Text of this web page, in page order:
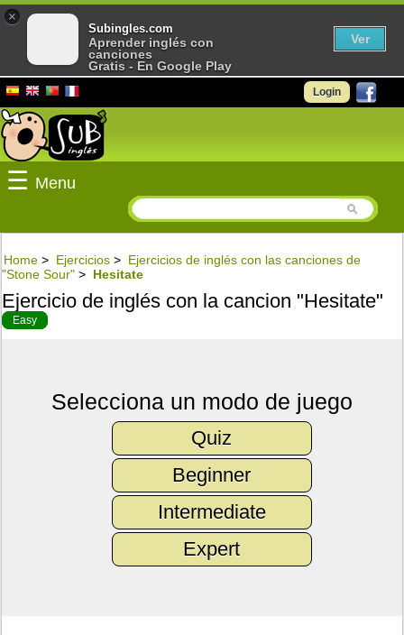
Login
☰ Menu
Home > Ejercicios > Ejercicios de inglés con las canciones de
"Stone Sour" > Hesitate
Ejercicio de inglés con la cancion "Hesitate"
Easy
Selecciona un modo de juego
Quiz
Beginner
Intermediate
Expert
×
Subingles.com
Aprender inglés con
canciones
Gratis - En Google Play
Ver